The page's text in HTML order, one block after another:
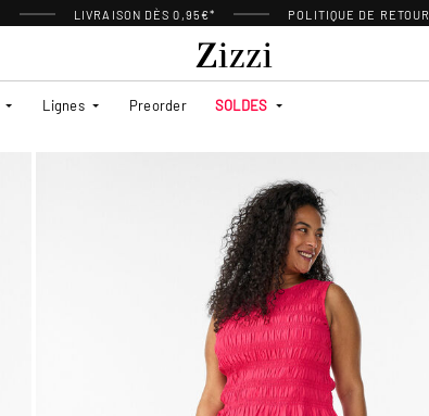
LIVRAISON DÈS 0,95€* POLITIQUE DE RETOUR
Lignes Preorder SOLDES